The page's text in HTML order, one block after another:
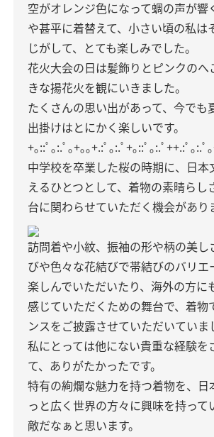
空がオレンジ色になって蜩の声が響
や甚平に着替えて、小さい頃の私は
じがして、とても楽しみでした。
花火大会の日は髪飾りとピンクのへ
きな揚花火を観にいきました。
たくさんの思い出があって、今でも
出掛けはとにかく楽しいです。
+｡::ﾟ｡:.ﾟ｡+｡｡+.:ﾟ｡:.ﾟ+｡::ﾟ｡:.ﾟ++.:ﾟ｡:.ﾟ
中学校を卒業した桜の時期に、日本
えるひとつとして、着物の素晴らし
台に関わらせていただく機会があり
訪問着や小紋、振袖の形や柄の美し
びや色々な花結びで帯結びのバリエ
楽しんでいただいたり、海外の方に
感じていただくための舞台で、着物
ンスをご披露させていただいていま
私にとっては他にない貴重な経験を
て、ありがたかったです。
特有の絢爛な魅力を持つ着物を、日
っと広く世界の方々に興味を持って
敵だなぁと思います。